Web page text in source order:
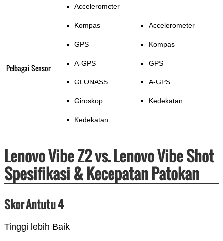
Pelbagai Sensor
Accelerometer
Kompas
GPS
A-GPS
GLONASS
Giroskop
Kedekatan
Accelerometer
Kompas
GPS
A-GPS
Kedekatan
Lenovo Vibe Z2 vs. Lenovo Vibe Shot
Spesifikasi & Kecepatan Patokan
Skor Antutu 4
Tinggi lebih Baik